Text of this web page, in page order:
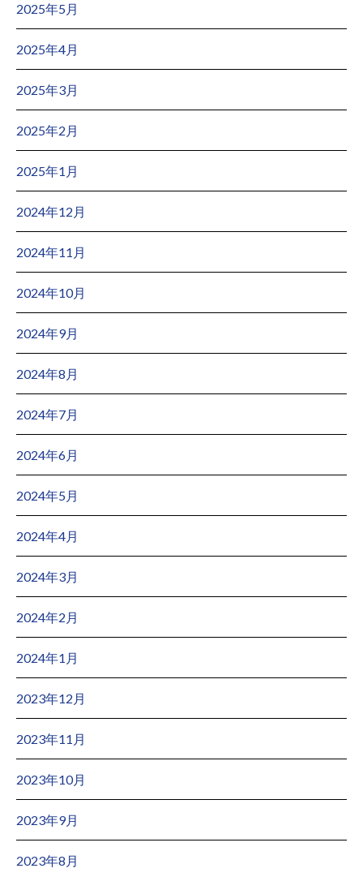
2025年5月
2025年4月
2025年3月
2025年2月
2025年1月
2024年12月
2024年11月
2024年10月
2024年9月
2024年8月
2024年7月
2024年6月
2024年5月
2024年4月
2024年3月
2024年2月
2024年1月
2023年12月
2023年11月
2023年10月
2023年9月
2023年8月